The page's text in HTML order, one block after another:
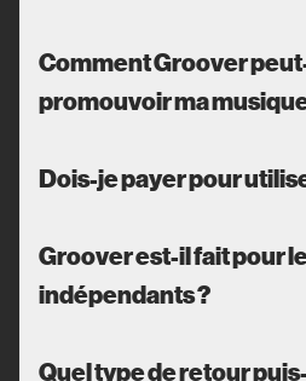
Comment Groover
promouvoir ma
Dois-je payer pour
Groover est-il fait pour
indépendants ?
Quel type de retour